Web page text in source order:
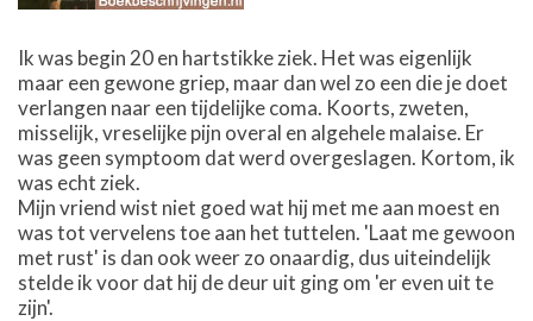
Ik was begin 20 en hartstikke ziek. Het was eigenlijk
maar een gewone griep, maar dan wel zo een die je doet
verlangen naar een tijdelijke coma. Koorts, zweten,
misselijk, vreselijke pijn overal en algehele malaise. Er
was geen symptoom dat werd overgeslagen. Kortom, ik
was echt ziek.
Mijn vriend wist niet goed wat hij met me aan moest en
was tot vervelens toe aan het tuttelen. 'Laat me gewoon
met rust' is dan ook weer zo onaardig, dus uiteindelijk
stelde ik voor dat hij de deur uit ging om 'er even uit te
zijn'.